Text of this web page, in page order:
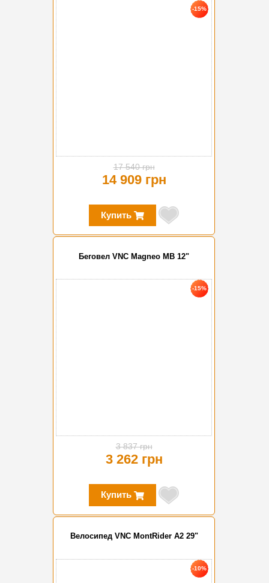
-15%
17 540 грн
14 909 грн
Купить
Беговел VNC Magneo MB 12"
-15%
3 837 грн
3 262 грн
Купить
Велосипед VNC MontRider A2 29"
-10%